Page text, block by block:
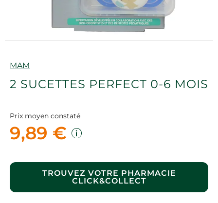
Marque
MAM
2 SUCETTES PERFECT 0-6 MOIS
Prix moyen constaté
9,89 €
TROUVEZ VOTRE PHARMACIE
CLICK&COLLECT